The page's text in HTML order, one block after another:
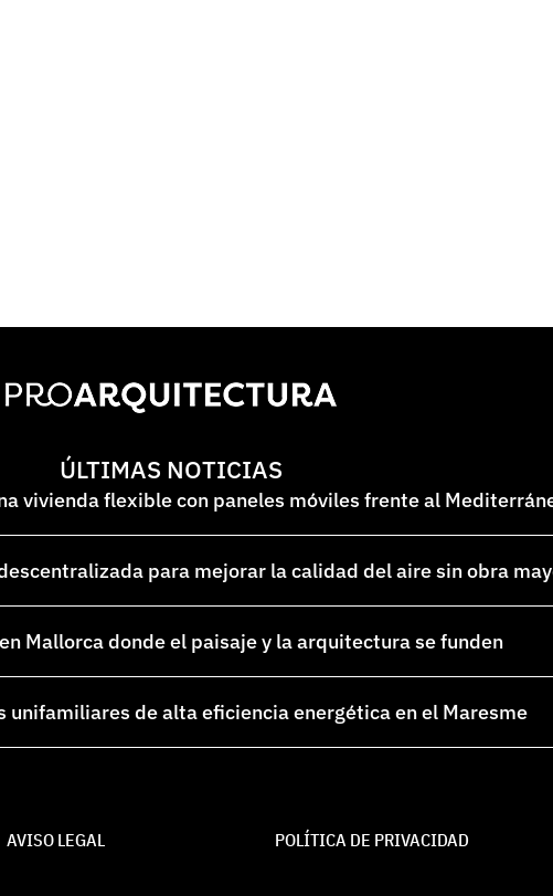
ÚLTIMAS NOTICIAS
vivienda flexible con paneles móviles frente al
para mejorar la calidad del aire sin obra
Mallorca donde el paisaje y la arquitectura se funden
unifamiliares de alta eficiencia energética en el Maresme
AVISO LEGAL POLÍTICA DE PRIVACIDAD